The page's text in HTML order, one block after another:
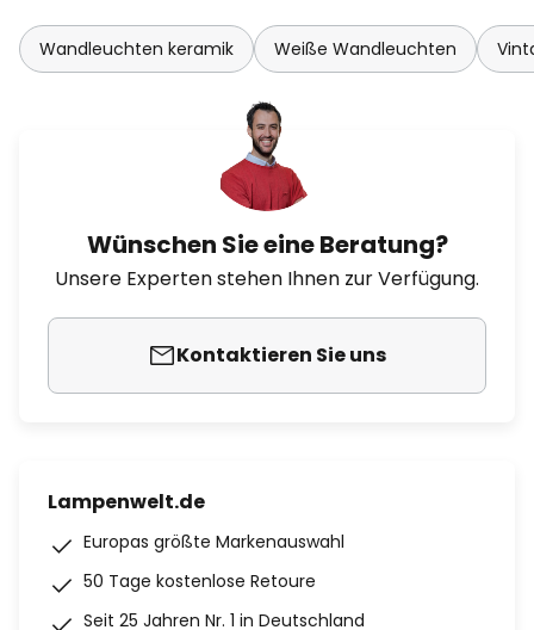
Wandleuchten keramik Weiße Wandleuchten
Wünschen Sie eine Beratung?
Unsere Experten stehen Ihnen zur Verfügung.
Kontaktieren Sie uns
Lampenwelt.de
Europas größte Markenauswahl
50 Tage kostenlose Retoure
Seit 25 Jahren Nr. 1 in Deutschland